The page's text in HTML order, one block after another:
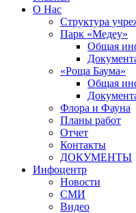
О Нас
Структура
Парк «Медеу»
Общая
«Роща Баума»
Общая
Флора и Фауна
Планы работ
Отчет
Контакты
ДОКУМЕНТЫ
Инфоцентр
Новости
СМИ
Видео